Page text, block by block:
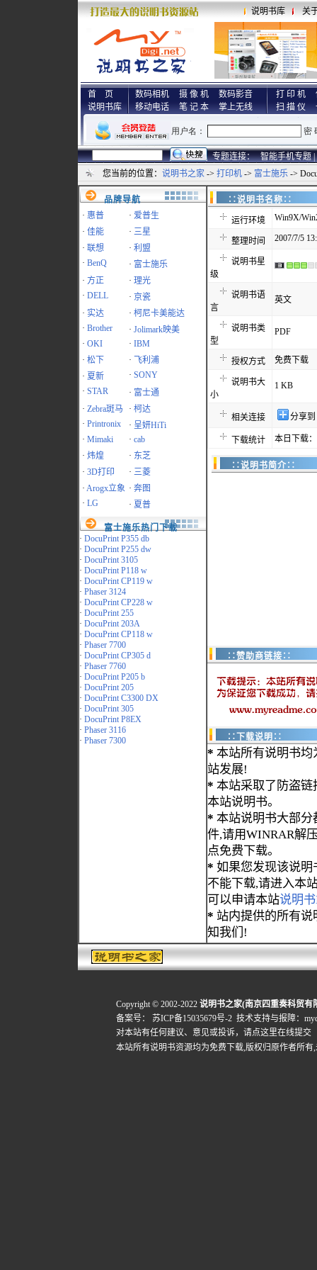
说明书库 关
首 页
说明书库
数码相机 摄 像 机
数码影音
移动电话
笔 记 本 掌上无线
打 印 机
扫 描 仪
专题连接： 智能手机专题 |
您当前的位置： 说明书之家 -> 打印机 -> 富士施乐 ->
品牌导航
· 惠普 · 爱普生
· 佳能 · 三星
· 联想 · 利盟
· BenQ · 富士施乐
· 方正 · 理光
· DELL · 京瓷
· 实达 · 柯尼卡美能达
· Brother · Jolimark映美
· OKI · IBM
· 松下 ·
飞利浦
· 夏新 · SONY
· STAR · 富士通
· Zebra斑马 · 柯达
· Printronix · 呈妍HiTi
· Mimaki · cab
· 炜煌 · 东芝
· 3D打印 · 三菱
· Arogx立象 · 奔图
· LG · 夏普
富士施乐热门下载
· DocuPrint P355 db
· DocuPrint P255 dw
· DocuPrint 3105
· DocuPrint P118 w
· DocuPrint CP119 w
· Phaser 3124
· DocuPrint CP228 w
· DocuPrint 255
· DocuPrint 203A
· DocuPrint CP118 w
· Phaser 7700
· DocuPrint CP305 d
· Phaser 7760
· DocuPrint P205 b
· DocuPrint 205
· DocuPrint C3300 DX
· DocuPrint 305
· DocuPrint P8EX
· Phaser 3116
· Phaser 7300
∷说明书名
运行环境 Win9X/
整理时间 2007/7/5
说明书星
级
说明书语
言
英文
说明书类
型
PDF
授权方式 免费下载
说明书大
小
1 KB
相关连接 分享
下载统计 本日下载
∷说明书简介∷
∷赞助商链接∷
∷下载说明∷
* 本站所有说明书均
站发展!
* 本站采取了防盗链
本站说明书。
* 本站说明书大部分
件,请用WINRAR解
点免费下载。
* 如果您发现该说明
不能下载,请进入本
可以申请本站说明
* 站内提供的所有
知我们!
Copyright © 2002-2022 说明书之家(南京四重奏科贸有
备案号：
苏ICP备15035679号-2 技术支持与报障：
对本站有任何建议、意见或投诉， 请点这里在线提交
本站所有说明书资源均为免费下载,版权归原作者所